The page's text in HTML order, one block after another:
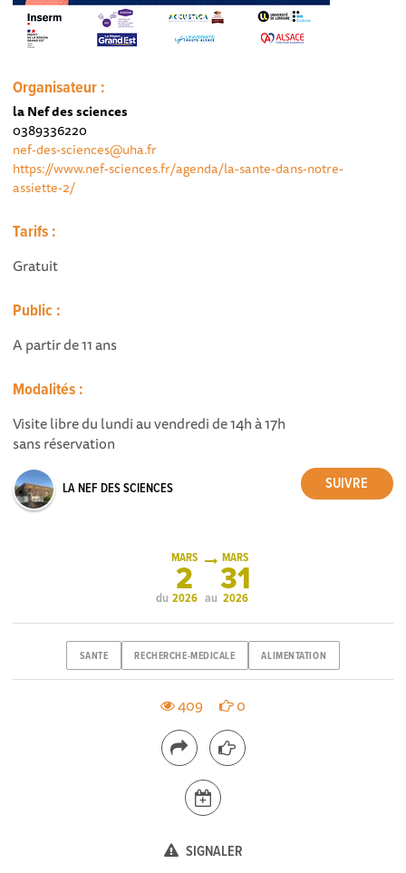
Organisateur :
la Nef des sciences
0389336220
nef-des-sciences@uha.fr
https://www.nef-sciences.fr/agenda/la-sante-dans-notre-
assiette-2/
Tarifs :
Gratuit
Public :
A partir de 11 ans
Modalités :
Visite libre du lundi au vendredi de 14h à 17h
sans réservation
LA NEF DES SCIENCES
du
MARS
2
2026 au
MARS
31
2026
SANTE RECHERCHE-MEDICALE ALIMENTATION
409 0
SIGNALER